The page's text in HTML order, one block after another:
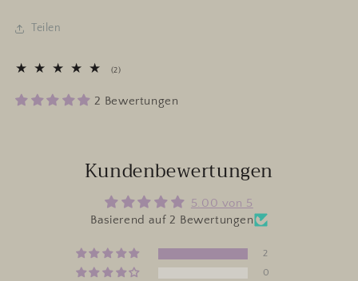
Teilen
(2)2
insgesamt
2 Bewertungen
Kundenbewertungen
5.00 von 5
Basierend auf 2 Bewertungen
2
0